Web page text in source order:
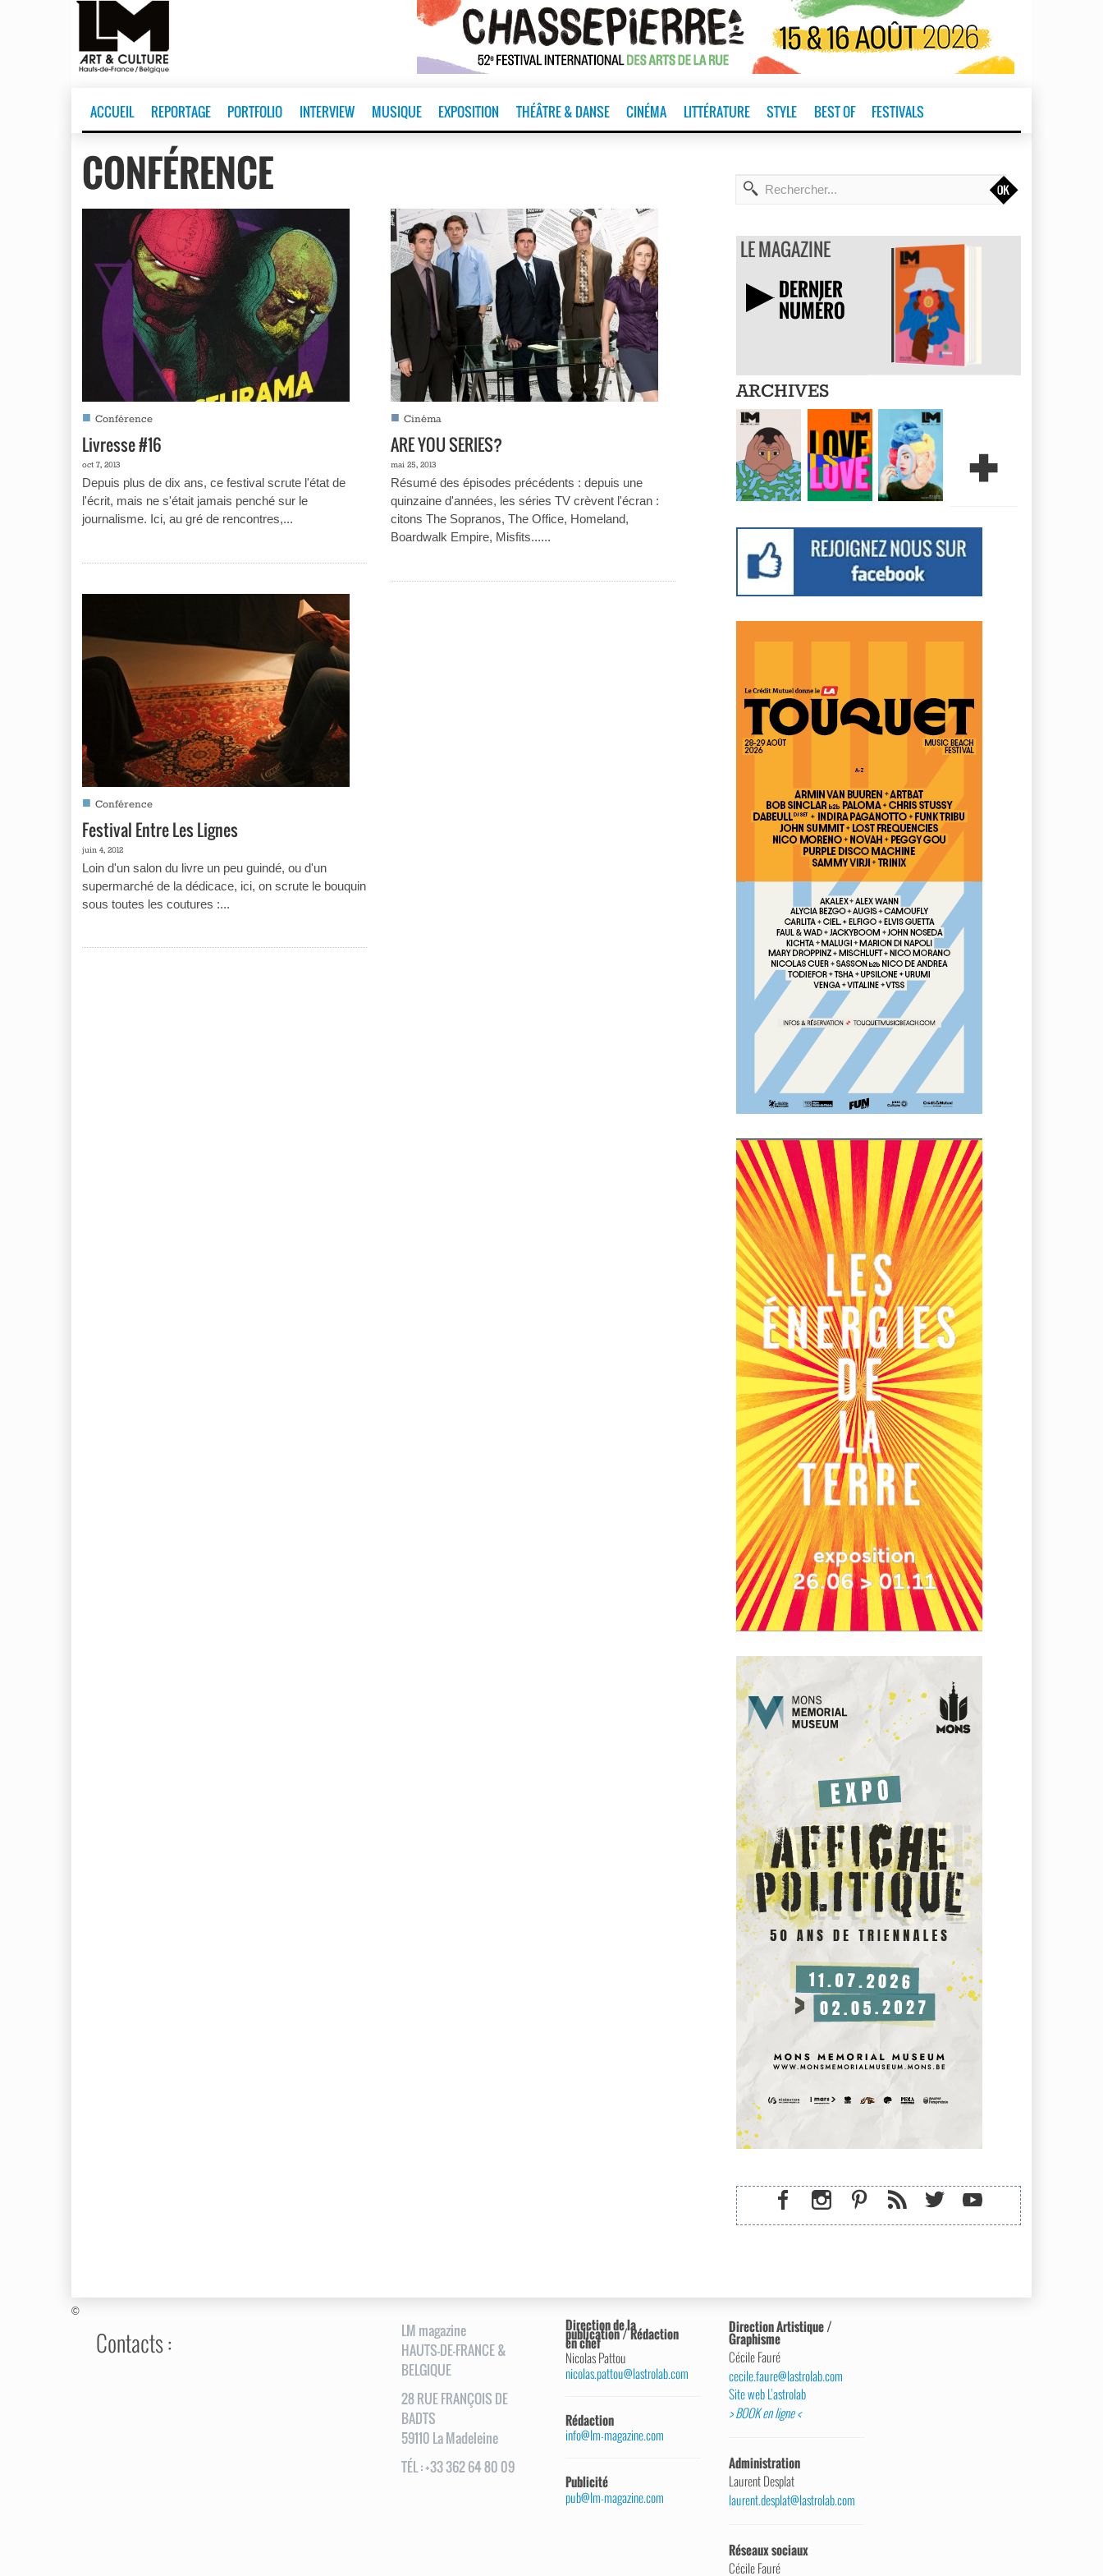
ACCUEIL REPORTAGE PORTFOLIO INTERVIEW MUSIQUE EXPOSITION THÉÂTRE & DANSE CINÉMA LITTÉRATURE STYLE BEST OF FESTIVALS
CONFÉRENCE
■ Conférence
Livresse #16
oct 7, 2013
Depuis plus de dix ans, ce festival scrute l'état de
l'écrit, mais ne s'était jamais penché sur le
journalisme. Ici, au gré de rencontres,...
■ Cinéma
ARE YOU SERIES?
mai 25, 2013
Résumé des épisodes précédents : depuis une
quinzaine d'années, les séries TV crèvent l'écran :
citons The Sopranos, The Office, Homeland,
Boardwalk Empire, Misfits......
■ Conférence
Festival Entre Les Lignes
juin 4, 2012
Loin d'un salon du livre un peu guindé, ou d'un
supermarché de la dédicace, ici, on scrute le bouquin
sous toutes les coutures :...
t
LE MAGAZINE
DERNIER
NUMÉRO TÉLÉCHARGER
ARCHIVES +
©
Contacts :
LM magazine
HAUTS-DE-FRANCE &
BELGIQUE
28RUEFRANÇOIS DE
BADTS
59110 La Madeleine
TÉL:+33 362 64 80 09
Direction de la
publication / Rédaction
en chef
Nicolas Pattou
nicolas.pattou@lastrolab.com
Rédaction
info@lm-magazine.com
Publicité
pub@lm-magazine.com
Direction Artistique /
Graphisme
Cécile Fauré
cecile.faure@lastrolab.com
Site web L’astrolab
> BOOK en ligne <
Administration
Laurent Desplat
laurent.desplat@lastrolab.com
Réseaux sociaux
Cécile Fauré